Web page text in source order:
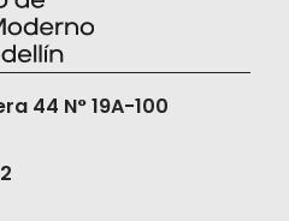
44 N° 19A-100